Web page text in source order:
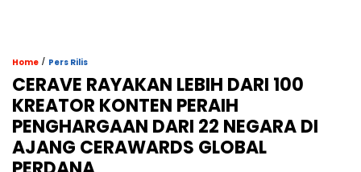
Home / Pers Rilis
CERAVE RAYAKAN LEBIH DARI 100
KREATOR KONTEN PERAIH
PENGHARGAAN DARI 22 NEGARA DI
AJANG CERAWARDS GLOBAL